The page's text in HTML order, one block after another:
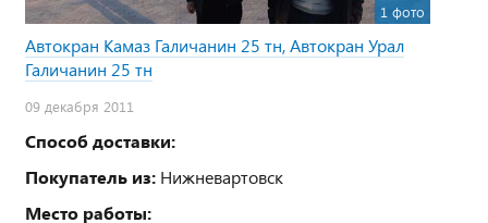
1 фото
Автокран Камаз Галичанин 25 тн, Автокран Урал
Галичанин 25 тн
09 декабря 2011
Способ доставки:
Покупатель из: Нижневартовск
Место работы: